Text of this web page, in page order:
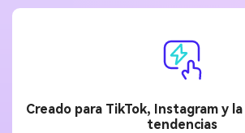
Creado para TikTok, Instagram y
tendencias